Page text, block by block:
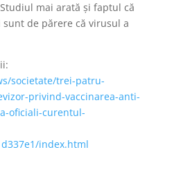
Studiul mai arată şi faptul că
de părere că virusul a
societate/trei-patru-
privind-vaccinarea-anti-
oficiali-curentul-
index.html